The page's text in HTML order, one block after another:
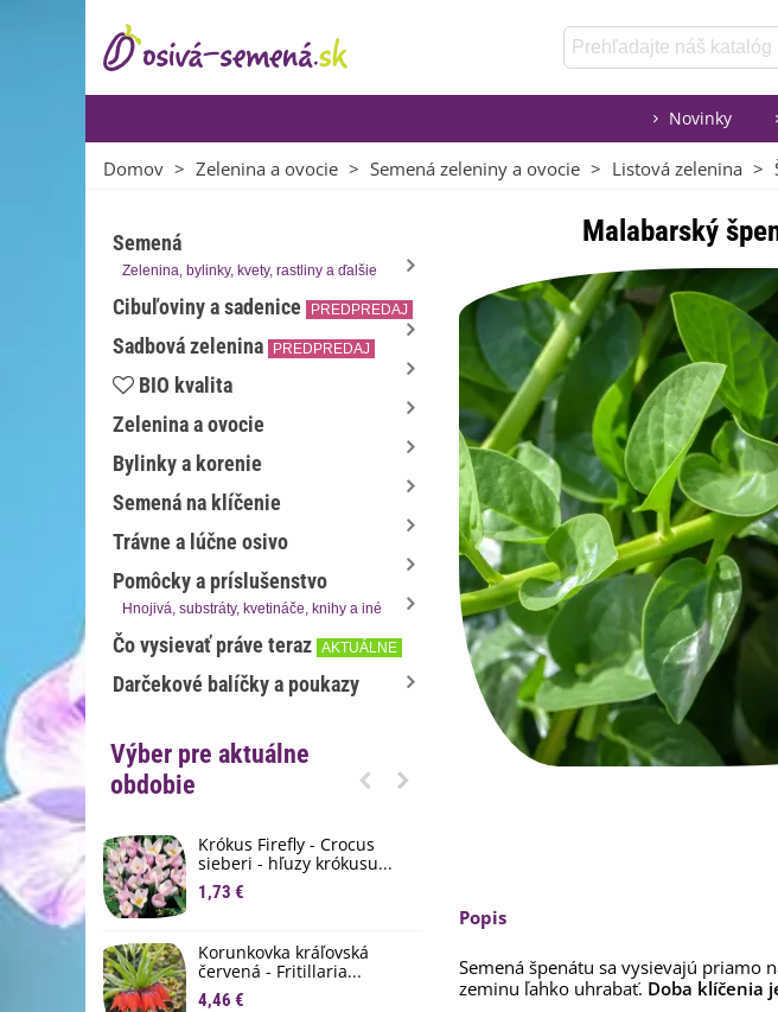
Novinky
Domov > Zelenina a ovocie > Semená zeleniny a ovocie > Listová zelenina >
Semená
Zelenina, bylinky, kvety, rastliny a ďalšie
Cibuľoviny a sadenice PREDPREDAJ
Sadbová zelenina PREDPREDAJ
BIO kvalita
Zelenina a ovocie
Bylinky a korenie
Semená na klíčenie
Trávne a lúčne osivo
Pomôcky a príslušenstvo
Hnojivá, substráty, kvetináče, knihy a iné
Čo vysievať práve teraz AKTUÁLNE
Darčekové balíčky a poukazy
Výber pre aktuálne
obdobie
Krókus Firefly - Crocus
sieberi - hľuzy krókusu...
1,73 €
Korunkovka kráľovská
červená - Fritillaria...
4,46 €
plochu - výsevný disk...
3,80 €
Malabarský
Popis
Semená špenátu sa vysievajú priamo
zeminu ľahko uhrabať. Doba klíčenia